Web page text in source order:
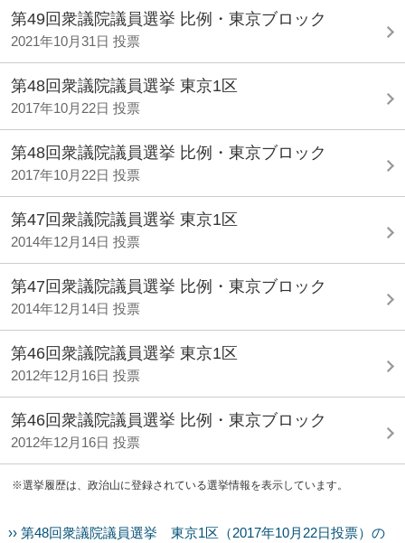
第49回衆議院議員選挙 比例・東京ブロック
2021年10月31日 投票
第48回衆議院議員選挙 東京1区
2017年10月22日 投票
第48回衆議院議員選挙 比例・東京ブロック
2017年10月22日 投票
第47回衆議院議員選挙 東京1区
2014年12月14日 投票
第47回衆議院議員選挙 比例・東京ブロック
2014年12月14日 投票
第46回衆議院議員選挙 東京1区
2012年12月16日 投票
第46回衆議院議員選挙 比例・東京ブロック
2012年12月16日 投票
※選挙履歴は、政治山に登録されている選挙情報を表示しています。
›› 第48回衆議院議員選挙 東京1区（2017年10月22日投票）の